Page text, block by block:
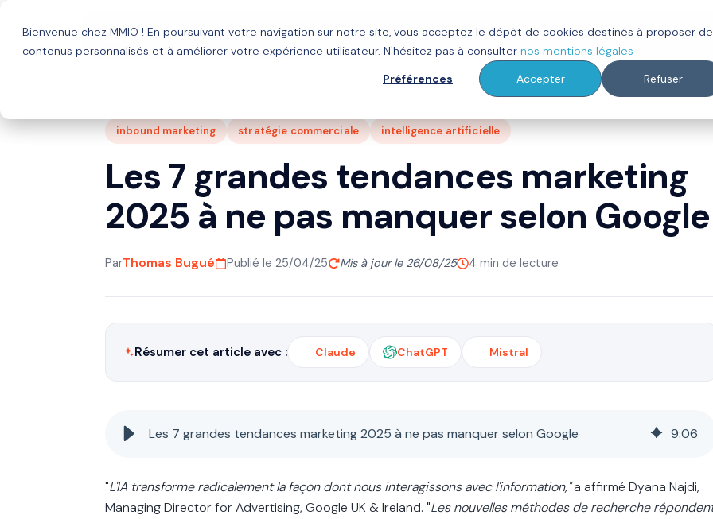
Bienvenue chez MMIO ! En poursuivant votre navigation sur notre site, vous acceptez le dépôt de cookies destinés à proposer
contenus personnalisés et à améliorer votre expérience utilisateur. N'hésitez pas à consulter nos mentions légales
Préférences
Accepter Refuser
Solutions Agence HubSpot Clients À propos Ressources
inbound marketing stratégie commerciale intelligence artificielle
Les 7 grandes tendances marketing
2025 à ne pas manquer selon Google
ParThomas Bugué Publié le 25/04/25 Mis à jour le 26/08/25 4 min de lecture
Résumer cet article avec : Claude ChatGPT Mistral
Les 7 grandes tendances marketing 2025 à ne pas manquer selon Google 9:06
"L'IA transforme radicalement la façon dont nous interagissons avec l'information,"a affirmé Dyana Najdi,
Managing Director for Advertising, Google UK & Ireland. "Les nouvelles méthodes de recherche